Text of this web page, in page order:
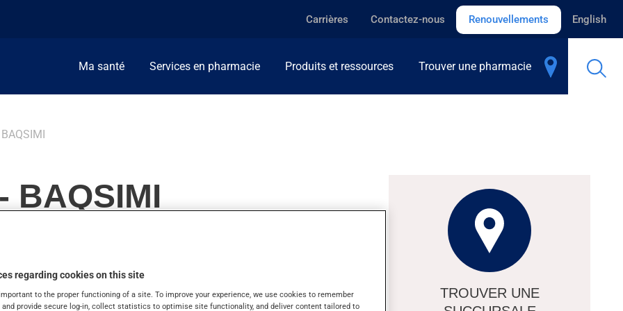
Carrières Contactez-nous Renouvellements English
Ma santé Services en pharmacie Produits et ressources Trouver une pharmacie
BAQSIMI
BAQSIMI
TROUVER UNE
regarding cookies on this site
to the proper functioning of a site. To improve your experience, we use cookies to remember
and provide secure log-in, collect statistics to optimise site functionality, and deliver content tailored to